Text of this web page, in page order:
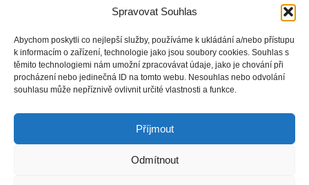
Spravovat Souhlas
Abychom poskytli co nejlepší služby, používáme k ukládání a/nebo přístupu
k informacím o zařízení, technologie jako jsou soubory cookies. Souhlas s
těmito technologiemi nám umožní zpracovávat údaje, jako je chování při
procházení nebo jedinečná ID na tomto webu. Nesouhlas nebo odvolání
souhlasu může nepříznivě ovlivnit určité vlastnosti a funkce.
Příjmout
Odmítnout
Jsme na sociálních sítích
Facebook